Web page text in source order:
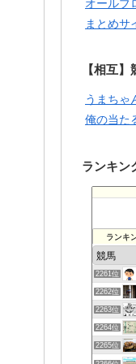
まとめサ
【相互
うまちゃ
俺の当た
ランキン
ランキ
2261位
2262位
2263位
2264位
2265位